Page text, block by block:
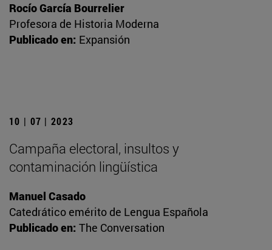
Rocío García Bourrelier
Profesora de Historia Moderna
Publicado en: Expansión
10 | 07 | 2023
Campaña electoral, insultos y
contaminación lingüística
Manuel Casado
Catedrático emérito de Lengua Española
Publicado en: The Conversation